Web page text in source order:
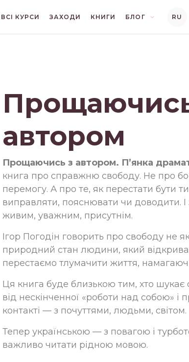
ВСІ КУРСИ ЗАХОДИ КНИГИ БЛОГ RU
автором
Прощаючись з автором. П’янка
книга про справжню свободу. Не про
перемогу. А про те, як перестати бути
виправляти, пояснювати чи доводити.
живим, уважним, присутнім.
Ігор Погодін говорить про свободу не
природний стан людини, який
перестаємо тлумачити життя,
Ця книга буде близькою тим, хто шукає
від нескінченної «роботи над собою» і
контакті — з почуттями, людьми, світом.
Тепер українською — з повагою і
важливо читати рідною мовою.